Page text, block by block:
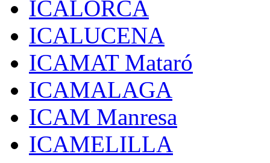
ICALORCA
ICALUCENA
ICAMAT Mataró
ICAMALAGA
ICAM Manresa
ICAMELILLA